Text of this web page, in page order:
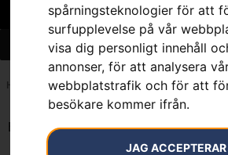
spårningsteknologier för att
surfupplevelse på vår
visa dig personligt innehåll
annonser, för att analysera
webbplatstrafik och för att
besökare kommer ifrån.
JAG ACCEPTERAR
Hem 7391883154847
Endast ett sökresultat